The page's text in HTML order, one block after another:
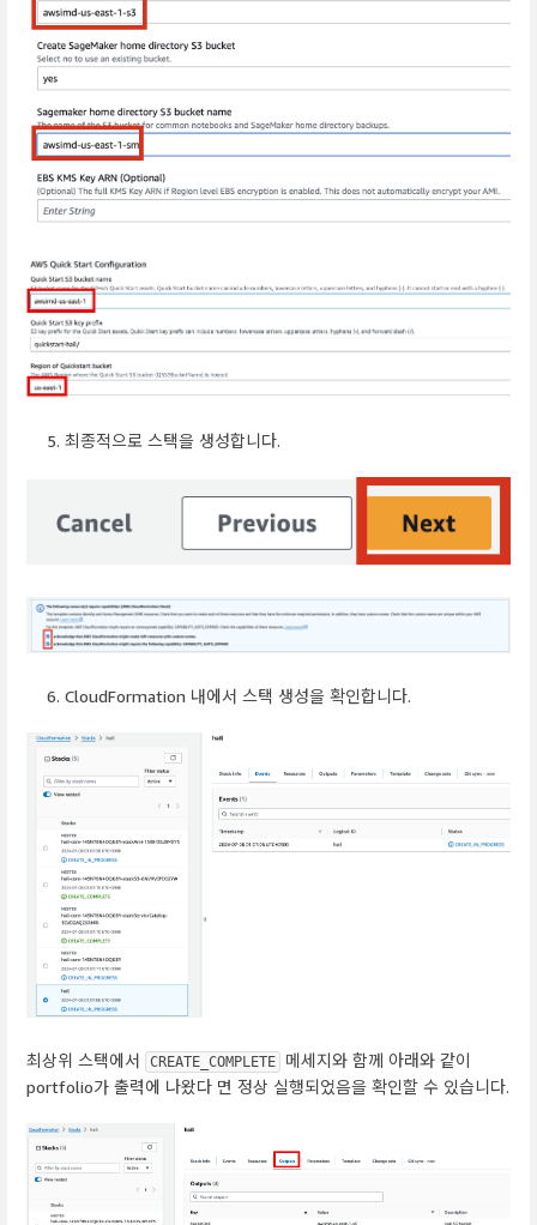
최종적으로 스택을 생성합니다.
CloudFormation 내에서 스택 생성을 확인합니다.
최상위 스택에서 CREATE_COMPLETE
메세지와 함께 아래와 같이
portfolio가 출력에 나왔다 면 정상 실행되었음을 확인할 수 있습니다.